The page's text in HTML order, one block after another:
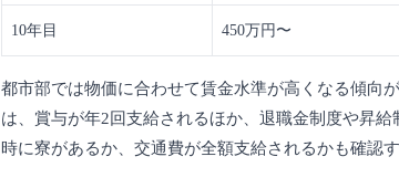
10年目 450万円〜
都市部では物価に合わせて賃金水準が高くなる傾向
は、賞与が年2回支給されるほか、退職金制度や昇
時に寮があるか、交通費が全額支給されるかも確認